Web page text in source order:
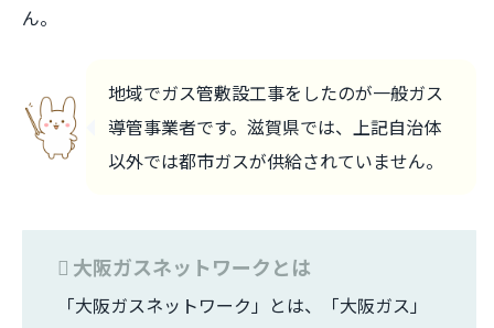
ん。
地域でガス管敷設工事をしたのが一般ガス
導管事業者です。滋賀県では、上記自治体
以外では都市ガスが供給されていません。
大阪ガスネットワークとは
「大阪ガスネットワーク」とは、「大阪ガス」